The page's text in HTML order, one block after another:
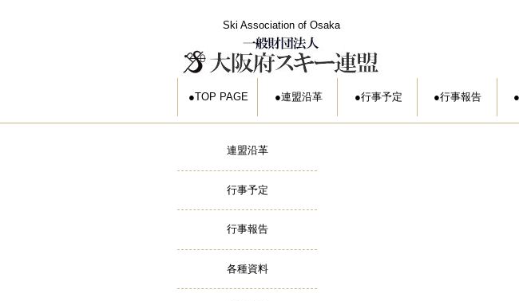
Ski Association of Osaka
TOP PAGE 連盟沿革 行事予定 行事報告
連盟沿革
行事予定
行事報告
各種資料